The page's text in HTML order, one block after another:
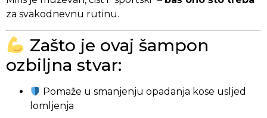
za svakodnevnu rutinu.
Zašto je ovaj šampon
ozbiljna stvar:
Pomaže u smanjenju opadanja kose usljed
lomljenja